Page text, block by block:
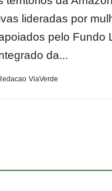
lideradas por
pelo Fundo
da...
ViaVerde